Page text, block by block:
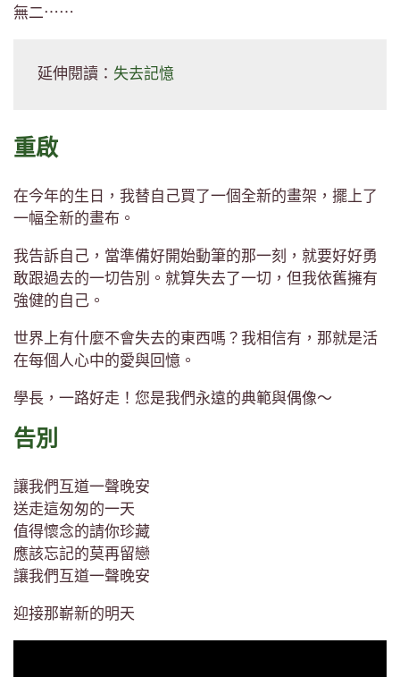
無二⋯⋯
延伸閱讀： 失去記憶
重啟
在今年的生日，我替自己買了一個全新的畫架，擺上了
一幅全新的畫布。
我告訴自己，當準備好開始動筆的那一刻，就要好好勇
敢跟過去的一切告別。就算失去了一切，但我依舊擁有
強健的自己。
世界上有什麼不會失去的東西嗎？我相信有，那就是活
在每個人心中的愛與回憶。
學長，一路好走！您是我們永遠的典範與偶像～
告別
讓我們互道一聲晚安
送走這匆匆的一天
值得懷念的請你珍藏
應該忘記的莫再留戀
讓我們互道一聲晚安
迎接那嶄新的明天